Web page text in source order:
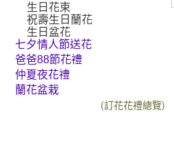
生日花束
祝壽生日蘭花
生日盆花
七夕情人節送花
爸爸88節花禮
仲夏夜花禮
蘭花盆栽
(訂花花禮總覽)